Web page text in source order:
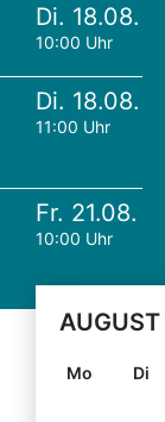
Di. 18.08.
10:00 Uhr
Di. 18.08.
11:00 Uhr
Fr. 21.08.
10:00 Uhr
AUGUST
Mo Di